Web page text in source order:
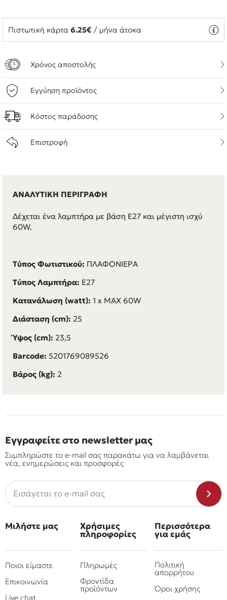
Πιστωτική κάρτα 6.25€ / μήνα άτοκα
Χρόνος αποστολής
Εγγύηση προϊόντος
Κόστος παράδοσης
Επιστροφή
ΑΝΑΛΥΤΙΚΗ ΠΕΡΙΓΡΑΦΗ
Δέχεται ένα λαμπτήρα με βάση E27 και μέγιστη ισχύ
60W.
Τύπος Φωτιστικού: ΠΛΑΦΟΝΙΕΡΑ
Τύπος Λαμπτήρα: E27
Κατανάλωση (watt): 1 x MAX 60W
Διάσταση (cm): 25
Ύψος (cm): 23,5
Barcode: 5201769089526
Βάρος (kg): 2
Εγγραφείτε στο newsletter μας
Συμπληρώστε το e-mail σας παρακάτω για να λαμβάνεται
νέα, ενημερώσεις και προσφορές
Μιλήστε μας
Ποιοι είμαστε
Επικοινωνία
Live chat
Χρήσιμες
πληροφορίες
Πληρωμές
Φροντίδα
προϊόντων
Περισσότερα
για εμάς
Πολιτική
απορρήτου
Όροι χρήσης